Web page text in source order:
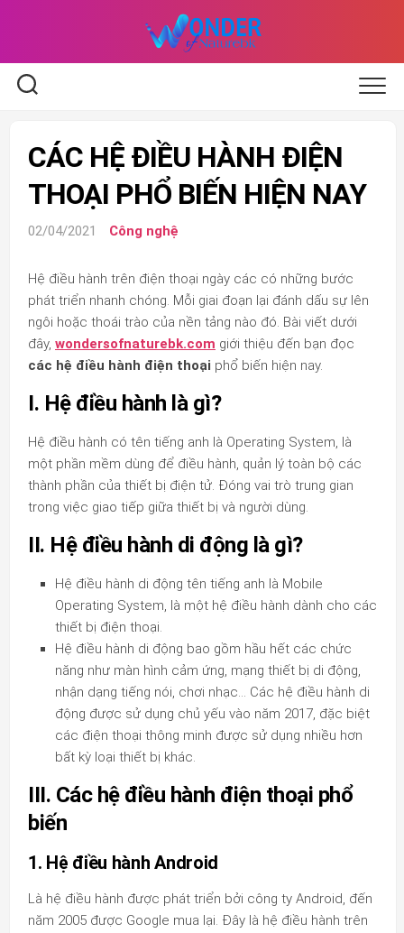
CÁC HỆ ĐIỀU HÀNH ĐIỆN
THOẠI PHỔ BIẾN HIỆN NAY
02/04/2021 Công nghệ
Hệ điều hành trên điện thoại ngày các có những bước
phát triển nhanh chóng. Mỗi giai đoạn lại đánh dấu sự lên
ngôi hoặc thoái trào của nền tảng nào đó. Bài viết dưới
đây, wondersofnaturebk.com giới thiệu đến bạn đọc
các hệ điều hành điện thoại phổ biến hiện nay.
I. Hệ điều hành là gì?
Hệ điều hành có tên tiếng anh là Operating System, là
một phần mềm dùng để điều hành, quản lý toàn bộ các
thành phần của thiết bị điện tử. Đóng vai trò trung gian
trong việc giao tiếp giữa thiết bị và người dùng.
II. Hệ điều hành di động là gì?
Hệ điều hành di động tên tiếng anh là Mobile
Operating System, là một hệ điều hành dành cho các
thiết bị điện thoại.
Hệ điều hành di động bao gồm hầu hết các chức
năng như màn hình cảm ứng, mạng thiết bị di động,
nhận dạng tiếng nói, chơi nhạc… Các hệ điều hành di
động được sử dụng chủ yếu vào năm 2017, đặc biệt
các điện thoại thông minh được sử dụng nhiều hơn
bất kỳ loại thiết bị khác.
III. Các hệ điều hành điện thoại phổ
biến
1. Hệ điều hành Android
Là hệ điều hành được phát triển bởi công ty Android, đến
năm 2005 được Google mua lại. Đây là hệ điều hành trên